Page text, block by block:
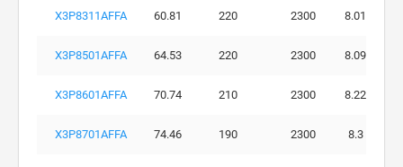
X3P8311AFFA 60.81 220 2300 8.01
X3P8501AFFA 64.53 220 2300 8.09
X3P8601AFFA 70.74 210 2300 8.22
X3P8701AFFA 74.46 190 2300 8.3